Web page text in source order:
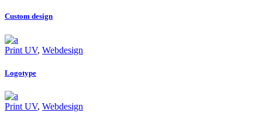
Custom design
Print UV, Webdesign
Logotype
Print UV, Webdesign